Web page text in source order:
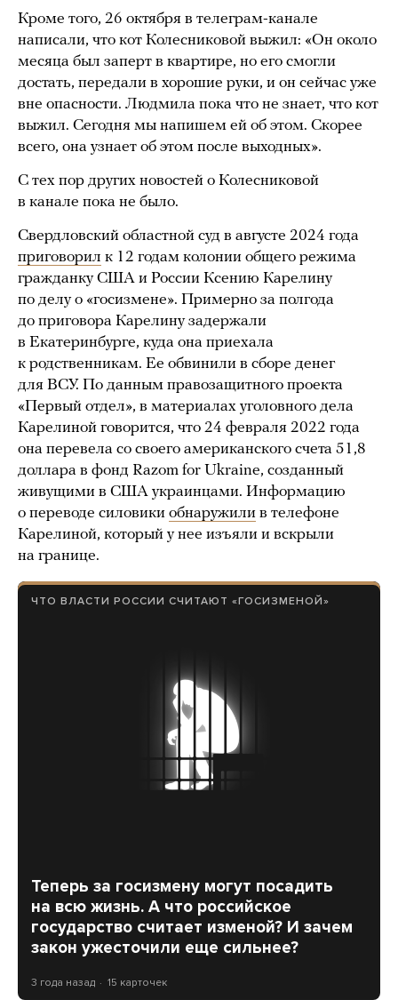
Кроме того, 26 октября в телеграм-канале
написали, что кот Колесниковой выжил: «Он около
месяца был заперт в квартире, но его смогли
достать, передали в хорошие руки, и он сейчас уже
вне опасности. Людмила пока что не знает, что кот
выжил. Сегодня мы напишем ей об этом. Скорее
всего, она узнает об этом после выходных».
С тех пор других новостей о Колесниковой
в канале пока не было.
Свердловский областной суд в августе 2024 года
приговорил к 12 годам колонии общего режима
гражданку США и России Ксению Карелину
по делу о «госизмене». Примерно за полгода
до приговора Карелину задержали
в Екатеринбурге, куда она приехала
к родственникам. Ее обвинили в сборе денег
для ВСУ. По данным правозащитного проекта
«Первый отдел», в материалах уголовного дела
Карелиной говорится, что 24 февраля 2022 года
она перевела со своего американского счета 51,8
доллара в фонд Razom for Ukraine, созданный
живущими в США украинцами. Информацию
о переводе силовики обнаружили в телефоне
Карелиной, который у нее изъяли и вскрыли
на границе.
ЧТО ВЛАСТИ РОССИИ СЧИТАЮТ «ГОСИЗМЕНОЙ»
Теперь за госизмену могут посадить
на всю жизнь. А что российское
государство считает изменой? И зачем
закон ужесточили еще сильнее?
3 года назад 15 карточек